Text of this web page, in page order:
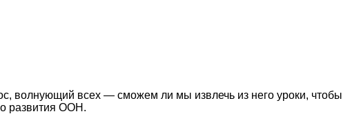
волнующий всех — сможем ли мы извлечь из него уроки, чтобы
развития ООН.